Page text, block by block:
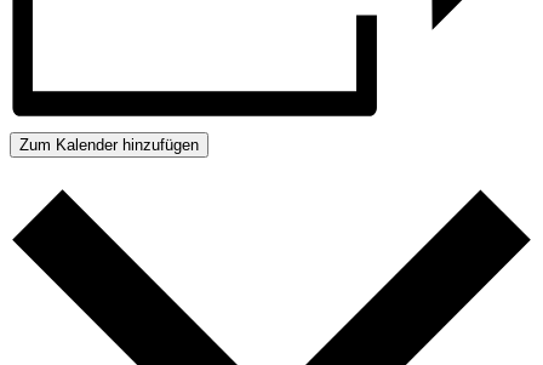
Zum Kalender hinzufügen